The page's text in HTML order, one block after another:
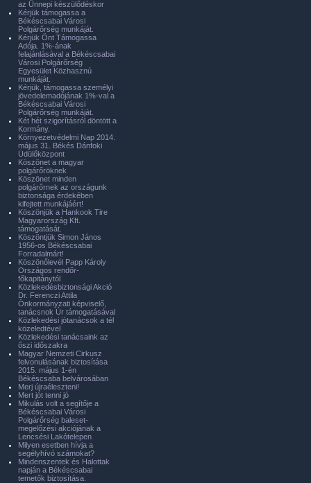
az Ünnepi készülődéskor
Kérjük támogassa a
Békéscsabai Városi
Polgárőrség munkáját.
Kérjük Önt Támogassa
Adója. 1%-ának
felajánlásával a Békéscsabai
Városi Polgárőrség
Egyesület Közhasznú
munkáját.
Kérjük, támogassa személyi
jövedelemadójának 1%-val a
Békéscsabai Városi
Polgárőrség munkáját.
Két hét szigorításról döntött a
Kormány.
Környezetvédelmi Nap 2014.
május 31. Békés Dánfoki
Üdülőközpont
Köszönet a magyar
polgárőröknek
Köszönet minden
polgárőrnek az országunk
biztonsága érdekében
kifejtett munkájáért!
Köszönjük a Hankook Tire
Magyarország Kft.
támogatását.
Köszöntjük Simon János
1956-os Békéscsabai
Forradalmárt!
Köszönőlevél Papp Károly
Országos rendőr-
főkapitánytól
Közlekedésbiztonsági Akció
Dr. Ferenczi Attila
Önkormányzati képviselő,
tanácsnok Úr támogatásával
Közlekedési jótanácsok a tél
közeledtével
Közlekedési tanácsaink az
őszi időszakra
Magyar Nemzeti Cirkusz
felvonulásának biztosítása
2015. május 1-én
Békéscsaba belvárosában
Merj újraéleszteni!
Mert jót tenni jó
Mikulás volt a segítője a
Békéscsabai Városi
Polgárőrség baleset-
megelőzési akciójának a
Lencsési Lakótelepen
Milyen esetben hívja a
segélyhívó számokat?
Mindenszentek és Halottak
napján a Békéscsabai
temetők biztosítása.